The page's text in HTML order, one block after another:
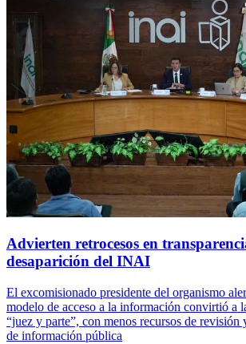
Advierten retrocesos en
desaparición del INAI
El excomisionado presidente del organismo
modelo de acceso a la información convirtió a
“juez y parte”, con menos recursos de revisión
de información pública